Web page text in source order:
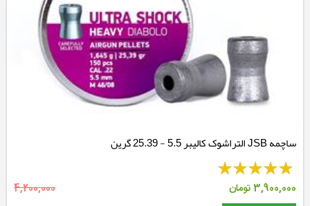
ساچمه JSB التراشوک کالیبر 5.5 - 25.39 گرین
3,900,000تومان 4,200,000